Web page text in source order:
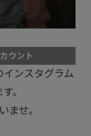
ウント
ンスタグラム
。
ませ。